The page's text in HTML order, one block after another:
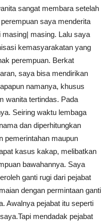
sangat membara setelah
saya menderita
masing. Lalu saya
kemasyarakatan yang
perempuan. Berkat
saya bisa mendirikan
namanya, khusus
wanita tertindas. Pada
Seiring waktu lembaga
dan diperhitungkan
pemerintahan maupun
kasus kakap, melibatkan
bawahannya. Saya
ganti rugi dari pejabat
dengan permintaan ganti
Awalnya pejabat itu seperti
mendadak pejabat